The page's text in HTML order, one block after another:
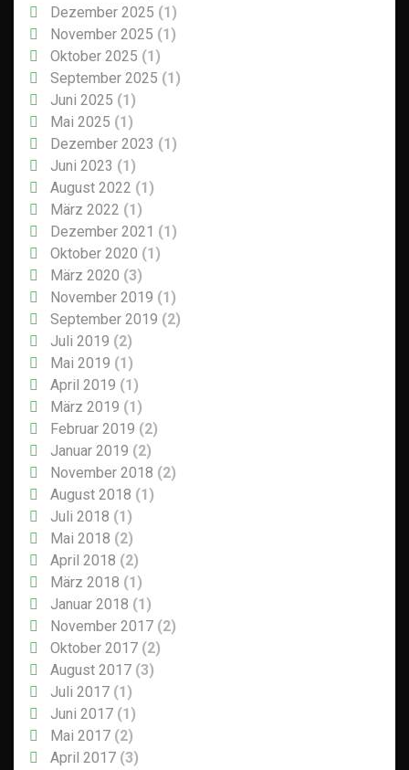
Dezember 2025 (1)
November 2025 (1)
Oktober 2025 (1)
September 2025 (1)
Juni 2025 (1)
Mai 2025 (1)
Dezember 2023 (1)
Juni 2023 (1)
August 2022 (1)
März 2022 (1)
Dezember 2021 (1)
Oktober 2020 (1)
März 2020 (3)
November 2019 (1)
September 2019 (2)
Juli 2019 (2)
Mai 2019 (1)
April 2019 (1)
März 2019 (1)
Februar 2019 (2)
Januar 2019 (2)
November 2018 (2)
August 2018 (1)
Juli 2018 (1)
Mai 2018 (2)
April 2018 (2)
März 2018 (1)
Januar 2018 (1)
November 2017 (2)
Oktober 2017 (2)
August 2017 (3)
Juli 2017 (1)
Juni 2017 (1)
Mai 2017 (2)
April 2017 (3)